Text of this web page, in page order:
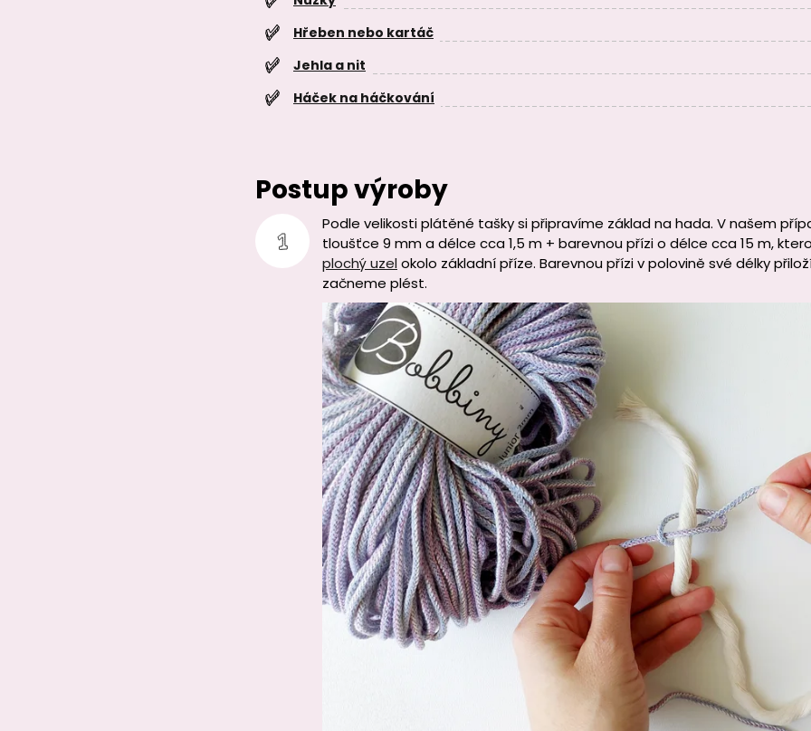
Hřeben nebo kartáč
Jehla a nit
Háček na háčkování
Postup výroby
Podle velikosti plátěné tašky si připravíme základ na hada. V našem
tloušťce 9 mm a délce cca 1,5 m + barevnou přízi o délce cca 15 m,
plochý uzelokolo základní příze. Barevnou přízi v polovině své délky
začneme plést.